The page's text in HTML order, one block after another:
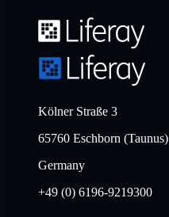
Kölner Straße 3
65760 Eschborn (Taunus)
Germany
+49 (0) 6196-9219300